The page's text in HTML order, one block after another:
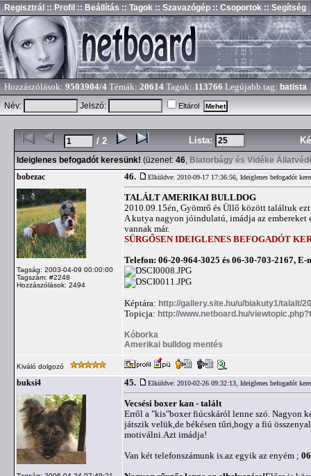
Regisztrál :: Profil :: Beállítás :: Tagok :: Szavazógép :: Csoportok :: Segítség
Hozzászólások: 9503904/4 Témák: 20614 Tagok: 113766 Legújabb tag: batista
Név:
Jelszó: Eltárol
/ 2 Lista:
Ideiglenes befogadót keresünk! (üzenet: 46, Biatorbágy és Vidéke
bobezac
Tagság: 2003-04-09 00:00:00
Tagszám: #2248
Hozzászólások: 2494
46. Elküldve: 2010-09-17 17:36:56, Ideiglenes befogadót
TALÁLT AMERIKAI BULLDOG
2010.09.15én, Gyömrő és Üllő között találtuk
A kutya nagyon jóindulatú, imádja az embereket
vannak már.
SÜRGŐSEN IDEIGLENES BEFOGADÓT
Telefon: 06-20-964-3025 és 06-30-703-2167,
Képtára: http://gallery.site.hu/u/biakuty1/talalt/
Topicja: http://www.netboard.hu/
Kóborka
Amerikai bulldog mentés
Kiváló dolgozó
buksi4 45. Elküldve: 2010-02-26 09:32:13, Ideiglenes befogadót
Vecsési boxer kan - talált
Erről a "kis"boxer fiúcskáról lenne szó. Nagyon
játszik velük,de békésen tűri,hogy a fiú
motiválni.Azt imádja!
Van két telefonszámunk is.az egyik az enyém ;